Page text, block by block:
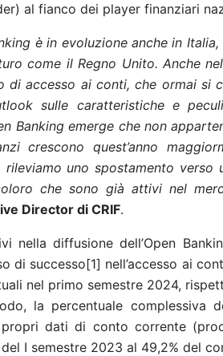
al fianco dei player finanziari
è in evoluzione anche in
come il Regno Unito. Anche
di accesso ai conti, che ormai si
sulle caratteristiche e
Banking emerge che non
crescono quest’anno
rileviamo uno spostamento
che sono già attivi nel
Director di CRIF.
nella diffusione dell’Open
di successo[1] nell’accesso ai
nel primo semestre 2024,
la percentuale complessiva
dati di conto corrente
I semestre 2023 al 49,2% del